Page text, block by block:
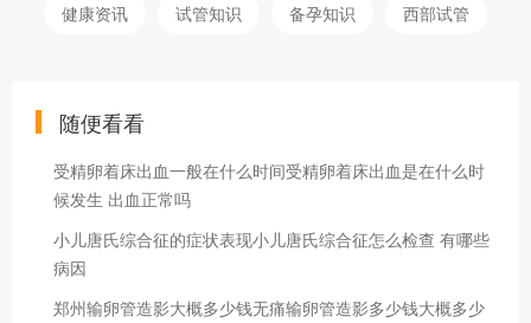
健康资讯 试管知识 备孕知识 西部试管
随便看看
受精卵着床出血一般在什么时间受精卵着床出血是在什么时
候发生 出血正常吗
小儿唐氏综合征的症状表现小儿唐氏综合征怎么检查 有哪些
病因
郑州输卵管造影大概多少钱无痛输卵管造影多少钱大概多少